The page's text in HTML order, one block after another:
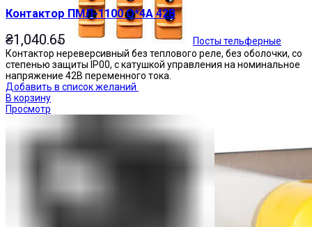
Посты тельферные
Контактор ПМЛ-1100 О*4А 42В
₴1,040.65
Контактор нереверсивный без теплового реле, без оболочки, со
степенью защиты IP00, с катушкой управления на номинальное
напряжение 42В переменного тока.
Добавить в список желаний
В корзину
Просмотр